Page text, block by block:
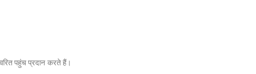
पहुंच प्रदान करते हैं।